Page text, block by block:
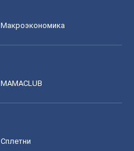
Mакроэкономика
MAMACLUB
Сплетни